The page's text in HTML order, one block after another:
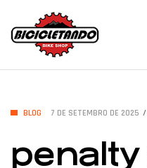
Bicicletando
Bike
Shop
CATEGORIES
BLOG 7 DE SETEMBRO DE 2025